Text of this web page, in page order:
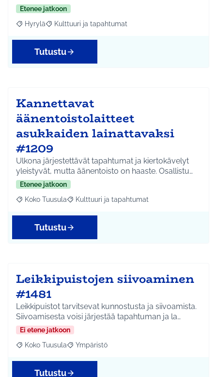
Etenee jatkoon
Rajaa tulokset aihepiirin mukaan: Hyrylä
Hyrylä Rajaa tulokset teeman mukaan: Kulttuuri ja
Kulttuuri ja tapahtumat
Tutustu
Kannettavat
äänentoistolaitteet
asukkaiden lainattavaksi
#1209
Ulkona järjestettävät tapahtumat ja kiertokävelyt
yleistyvät, mutta äänentoisto on haaste. Osallistu…
Etenee jatkoon
Rajaa tulokset aihepiirin mukaan: Koko Tuusula
Koko Tuusula Rajaa tulokset teeman mukaan: Kulttuuri ja
Kulttuuri ja tapahtumat
Tutustu
Leikkipuistojen siivoaminen
#1481
Leikkipuistot tarvitsevat kunnostusta ja siivoamista.
Siivoamisesta voisi järjestää tapahtuman ja la…
Ei etene jatkoon
Rajaa tulokset aihepiirin mukaan: Koko Tuusula
Koko Tuusula Rajaa tulokset teeman mukaan: Ympäristö
Ympäristö
Tutustu